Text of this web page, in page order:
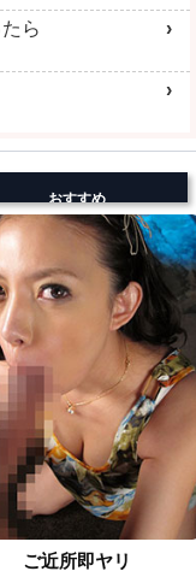
ら
おすすめ
ご近所即ヤリ